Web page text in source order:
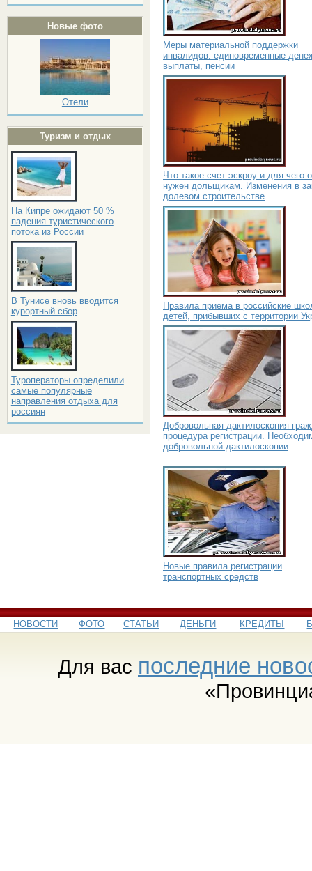
Новые фото
Отели
Туризм и отдых
На Кипре ожидают 50 %
падения туристического
потока из России
В Тунисе вновь вводится
курортный сбор
Туроператоры определили
самые популярные
направления отдыха для
россиян
Меры материальной поддержки
инвалидов: единовременные
выплаты, пенсии
Что такое счет эскроу и для чего
нужен дольщикам. Изменения в
долевом строительстве
Правила приема в российские
детей, прибывших с территории
Добровольная дактилоскопия
процедура регистрации.
добровольной дактилоскопии
Новые правила регистрации
транспортных средств
НОВОСТИ ФОТО СТАТЬИ ДЕНЬГИ КРЕДИТЫ
Для вас последние